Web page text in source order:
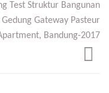
Test Struktur Bangunan
Gedung Gateway Pasteur
Bandung-2017